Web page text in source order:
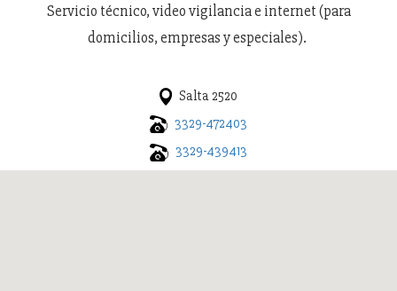
Servicio técnico, video vigilancia e internet (para
domicilios, empresas y especiales).
Salta 2520
3329-472403
3329-439413